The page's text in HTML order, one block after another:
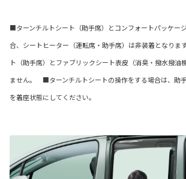
■ターンチルトシート（助手席）とコンフォートパッケー
合、シートヒーター（運転席・助手席）は非装着となり
ト（助手席）とファブリックシート表皮（消臭・撥水撥油
ません。 ■ターンチルトシートの操作をする場合は、助
を着座状態にしてください。